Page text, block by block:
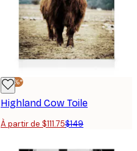
-25%*
Highland Cow Toile
À partir de $111.75$149